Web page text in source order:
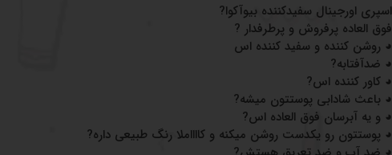
اسپری اورجینال سفیدکننده بیوآکوا?
فوق العاده پرفروش و پرطرفدار ?
◕ روشن کننده و سفید کننده اس
◕ ضدآفتابه?
◕ کاور کننده اس?
◕ باعث شادابی پوستتون میشه?
◕ و یه آبرسان فوق العاده اس?
◕ پوستتون رو یکدست روشن میکنه و کااااملا رنگ طبیعی داره?